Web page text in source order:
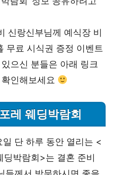
신랑신부님께 예식장 비
무료 시식권 증정 이벤트
으신 분들은 아래 링크
인해보세요
레 웨딩박람회
단 하루 동안 열리는 <
딩박람회>는 결혼 준비